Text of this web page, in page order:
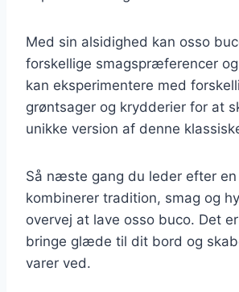
Med sin alsidighed kan osso
forskellige smagspræferencer
kan eksperimentere med
grøntsager og krydderier for at
unikke version af denne
Så næste gang du leder efter
kombinerer tradition, smag og
overvej at lave osso buco. Det
bringe glæde til dit bord og
varer ved.